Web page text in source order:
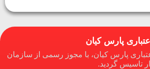
پارس کیان
پارس کیان، با مجوز رسمی از سازمان
تاسیس گردید.